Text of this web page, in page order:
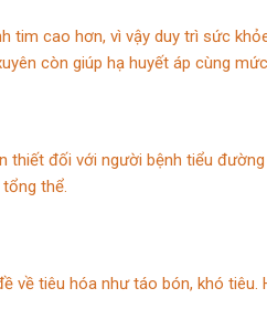
tim cao hơn, vì vậy duy trì sức
còn giúp hạ huyết áp cùng
thiết đối với người bệnh tiểu
thể.
về tiêu hóa như táo bón, khó